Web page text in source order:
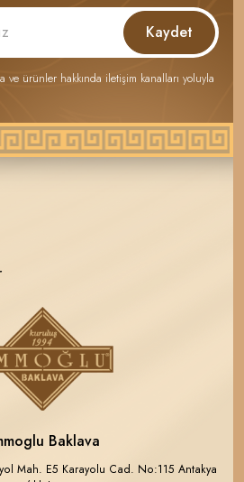
Kaydet
ve ürünler hakkında iletişim kanalları yoluyla
Baklava
Mah. E5 Karayolu Cad. No:115 Antakya